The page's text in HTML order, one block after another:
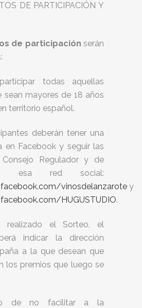
DE PARTICIPACIÓN Y
de participación serán
todas aquellas
sean mayores de 18 años
territorio español.
deberán tener una
en Facebook y seguir las
Regulador y de
esa red social:
vinosdelanzarote y
HUGUSTUDIO.
el Sorteo, el
indicar la dirección
a la que desean que
los premios que luego se
de no facilitar a la